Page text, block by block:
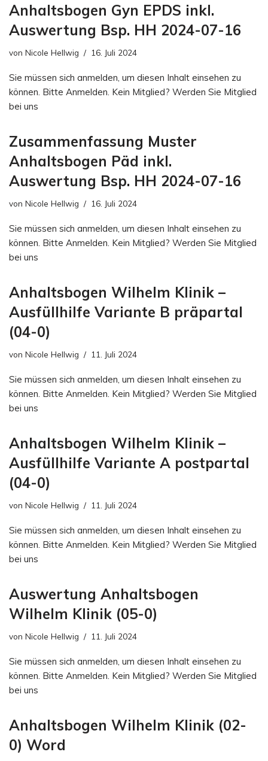
Anhaltsbogen Gyn EPDS inkl.
Auswertung Bsp. HH 2024-07-16
von Nicole Hellwig 16. Juli 2024
Sie müssen sich anmelden, um diesen Inhalt einsehen zu
können. Bitte Anmelden. Kein Mitglied? Werden Sie Mitglied
bei uns
Zusammenfassung Muster
Anhaltsbogen Päd inkl.
Auswertung Bsp. HH 2024-07-16
von Nicole Hellwig 16. Juli 2024
Sie müssen sich anmelden, um diesen Inhalt einsehen zu
können. Bitte Anmelden. Kein Mitglied? Werden Sie Mitglied
bei uns
Anhaltsbogen Wilhelm Klinik –
Ausfüllhilfe Variante B präpartal
(04-0)
von Nicole Hellwig 11. Juli 2024
Sie müssen sich anmelden, um diesen Inhalt einsehen zu
können. Bitte Anmelden. Kein Mitglied? Werden Sie Mitglied
bei uns
Anhaltsbogen Wilhelm Klinik –
Ausfüllhilfe Variante A postpartal
(04-0)
von Nicole Hellwig 11. Juli 2024
Sie müssen sich anmelden, um diesen Inhalt einsehen zu
können. Bitte Anmelden. Kein Mitglied? Werden Sie Mitglied
bei uns
Auswertung Anhaltsbogen
Wilhelm Klinik (05-0)
von Nicole Hellwig 11. Juli 2024
Sie müssen sich anmelden, um diesen Inhalt einsehen zu
können. Bitte Anmelden. Kein Mitglied? Werden Sie Mitglied
bei uns
Anhaltsbogen Wilhelm Klinik (02-
0) Word